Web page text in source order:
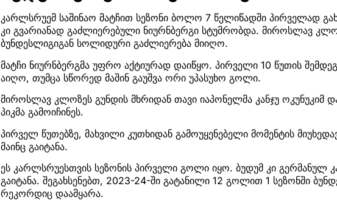
კარლსრუემ საშინაო მატჩით სეზონი ბოლო 7 წელიწადში პირველად
კი გვარიანად გაძლიერებული ნიურნბერგი სტუმრობდა. მიროსლავ
ბუნდესლიგიგან სოლიდური გაძლიერება მიიღო.
მატჩი ნიურნბერგმა უფრო აქტიურად დაიწყო. პირველი 10 წუთის
აიღო, თუმცა სწორედ მაშინ გაუშვა ორი უპასუხო გოლი.
მიროსლავ კლოზეს გუნდის მხრიდან თავი იაპონელმა კანჯუ
პიკმა გამოიჩინეს.
პირველ წუთებზე, მახვილი კუთხიდან გამოუყენებელი მომენტის
მაინც გაიტანა.
ეს კარლსრუესთვის სეზონის პირველი გოლი იყო. ბუდუმ კი გერმანულ
გაიტანა. შეგახსენებთ, 2023-24-ში გატანილი 12 გოლით 1 სეზონში
რეკორდიც დაამყარა.